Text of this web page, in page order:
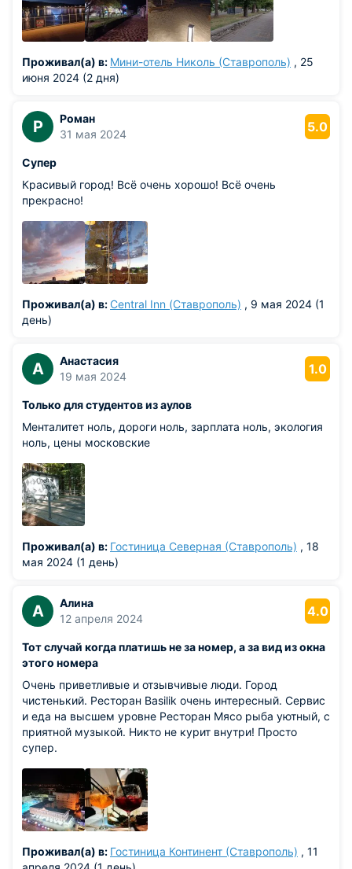
Проживал(а) в: Мини-отель Николь (Ставрополь) , 25
июня 2024 (2 дня)
Р
Роман
31 мая 2024
5.0
Супер
Красивый город! Всё очень хорошо! Всё очень
прекрасно!
Проживал(а) в: Central Inn (Ставрополь) , 9 мая 2024 (1
день)
А
Анастасия
19 мая 2024
1.0
Только для студентов из аулов
Менталитет ноль, дороги ноль, зарплата ноль, экология
ноль, цены московские
Проживал(а) в: Гостиница Северная (Ставрополь) , 18
мая 2024 (1 день)
А
Алина
12 апреля 2024
4.0
Тот случай когда платишь не за номер, а за вид из окна
этого номера
Очень приветливые и отзывчивые люди. Город
чистенький. Ресторан Basilik очень интересный. Сервис
и еда на высшем уровне Ресторан Мясо рыба уютный, с
приятной музыкой. Никто не курит внутри! Просто
супер.
Проживал(а) в: Гостиница Континент (Ставрополь) , 11